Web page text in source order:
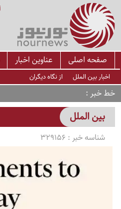
صفحه اصلی عناوین اخبار
اخبار بین الملل از نگاه دیگران
خط خبر
بین الملل
شناسه خبر : 329156